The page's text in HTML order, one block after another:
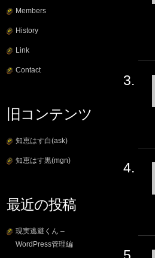
Members
History
Link
Contact
旧コンテンツ
知恵はす白(ask)
知恵はす黒(mgn)
最近の投稿
現実逃避くん –
WordPress管理編